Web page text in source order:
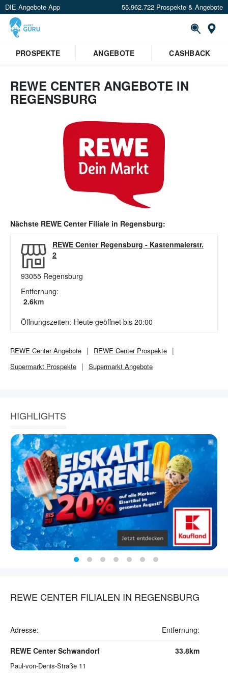
DIE Angebote App 55.962.722 Prospekte & Angebote
PROSPEKTE
ANGEBOTE CASHBACK
REWE CENTER ANGEBOTE IN
REGENSBURG
Nächste REWE CenterFiliale in Regensburg:
REWE Center Regensburg - Kastenmaierstr.
2
93055 Regensburg
Entfernung:
2.6km
Öffnungszeiten: Heute geöffnet bis 20:00
REWE CenterAngebote REWE CenterProspekte
Supermarkt Prospekte Supermarkt Angebote
HIGHLIGHTS
REWE CENTER FILIALEN IN REGENSBURG
Adresse: Entfernung:
REWE Center Schwandorf
Paul-von-Denis-Straße 11
33.8km